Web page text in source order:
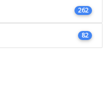
262
82